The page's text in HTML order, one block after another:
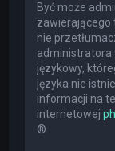
Być może
zawierającego
nie
administratora
językowy,
języka nie
informacji na
internetowej
®